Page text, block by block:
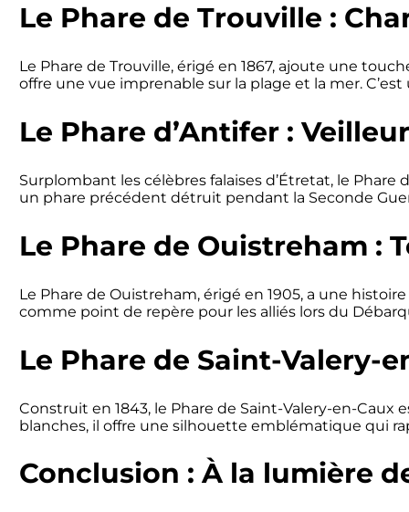
Le Phare de Trouville :
Le Phare de Trouville, érigé en 1867, ajoute une
offre une vue imprenable sur la plage et la mer.
Le Phare d’Antifer :
Surplombant les célèbres falaises d’Étretat, le
un phare précédent détruit pendant la Seconde
Le Phare de Ouistreham :
Le Phare de Ouistreham, érigé en 1905, a une
comme point de repère pour les alliés lors du
Le Phare de Saint-Valery-
Construit en 1843, le Phare de Saint-Valery-en-Caux
blanches, il offre une silhouette emblématique qui
Conclusion : À la lumière